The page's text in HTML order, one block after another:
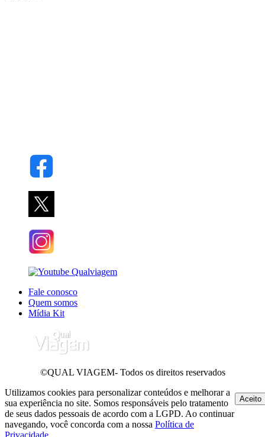
Fale conosco
Quem somos
Mídia Kit
©QUAL VIAGEM- Todos os direitos reservados
Utilizamos cookies para personalizar conteúdos e melhorar a
sua experiência no site. Somos responsáveis pelo tratamento
de seus dados pessoais de acordo com a LGPD. Ao continuar
navegando, você concorda com a nossa Política de
Privacidade
Aceito